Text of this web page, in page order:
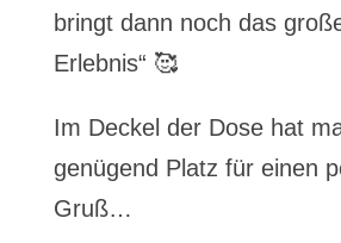
bringt dann noch das
Erlebnis“ 🥰
Im Deckel der Dose hat
genügend Platz für einen
Gruß…